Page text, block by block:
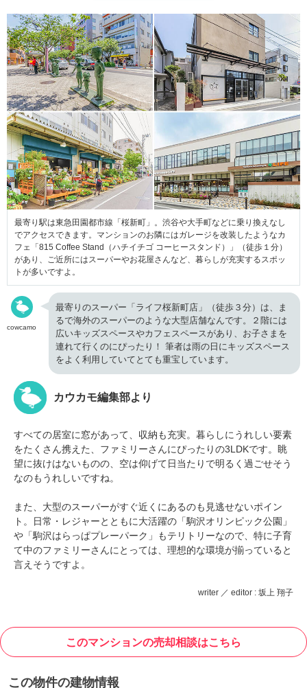
最寄り駅は東急田園都市線「桜新町」。渋谷や大手町などに乗り換えなし
でアクセスできます。マンションのお隣にはガレージを改装したようなカ
フェ「815 Coffee Stand（ハチイチゴ コーヒースタンド）」（徒歩１分）
があり、ご近所にはスーパーやお花屋さんなど、暮らしが充実するスポッ
トが多いですよ。
cowcamo
最寄りのスーパー「ライフ桜新町店」（徒歩３分）は、ま
るで海外のスーパーのような大型店舗なんです。２階には
広いキッズスペースやカフェスペースがあり、お子さまを
連れて行くのにぴったり！ 筆者は雨の日にキッズスペース
をよく利用していてとても重宝しています。
カウカモ編集部より
すべての居室に窓があって、収納も充実。暮らしにうれしい要素
をたくさん携えた、ファミリーさんにぴったりの3LDKです。眺
望に抜けはないものの、空は仰げて日当たりで明るく過ごせそう
なのもうれしいですね。
また、大型のスーパーがすぐ近くにあるのも見逃せないポイン
ト。日常・レジャーとともに大活躍の「駒沢オリンピック公園」
や「駒沢はらっぱプレーパーク」もテリトリーなので、特に子育
て中のファミリーさんにとっては、理想的な環境が揃っていると
言えそうですよ。
writer ／ editor : 坂上 翔子
このマンションの売却相談はこちら
この物件の建物情報